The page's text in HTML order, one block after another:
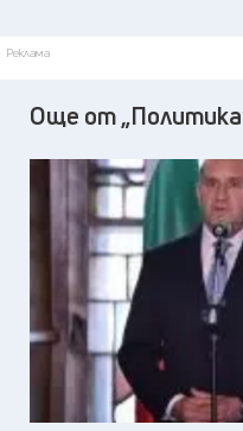
Реклама
Още от